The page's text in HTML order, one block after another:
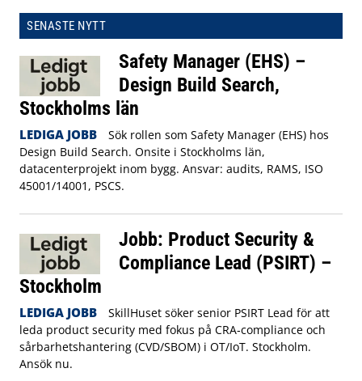
SENASTE NYTT
Safety Manager (EHS) –
Design Build Search,
Stockholms län
LEDIGA JOBB
Sök rollen som Safety Manager (EHS) hos
Design Build Search. Onsite i Stockholms län,
datacenterprojekt inom bygg. Ansvar: audits, RAMS, ISO
45001/14001, PSCS.
Jobb: Product Security &
Compliance Lead (PSIRT) –
Stockholm
LEDIGA JOBB
SkillHuset söker senior PSIRT Lead för att
leda product security med fokus på CRA‑compliance och
sårbarhetshantering (CVD/SBOM) i OT/IoT. Stockholm.
Ansök nu.